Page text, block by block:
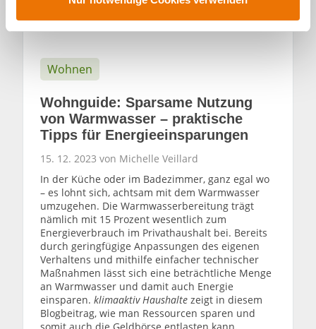
a
Wohnen
Wohnguide: Sparsame Nutzung
von Warmwasser – praktische
Tipps für Energieeinsparungen
15. 12. 2023 von Michelle Veillard
In der Küche oder im Badezimmer, ganz egal wo
– es lohnt sich, achtsam mit dem Warmwasser
umzugehen. Die Warmwasserbereitung trägt
nämlich mit 15 Prozent wesentlich zum
Energieverbrauch im Privathaushalt bei. Bereits
durch geringfügige Anpassungen des eigenen
Verhaltens und mithilfe einfacher technischer
Maßnahmen lässt sich eine beträchtliche Menge
an Warmwasser und damit auch Energie
einsparen. klimaaktiv Haushalte zeigt in diesem
Blogbeitrag, wie man Ressourcen sparen und